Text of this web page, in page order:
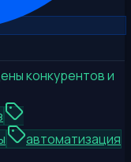
конкурентов и
автоматизация